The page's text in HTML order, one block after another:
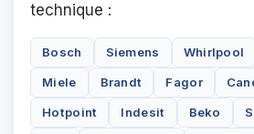
technique :
Bosch Siemens Whirlpool
Miele Brandt Fagor
Hotpoint Indesit Beko